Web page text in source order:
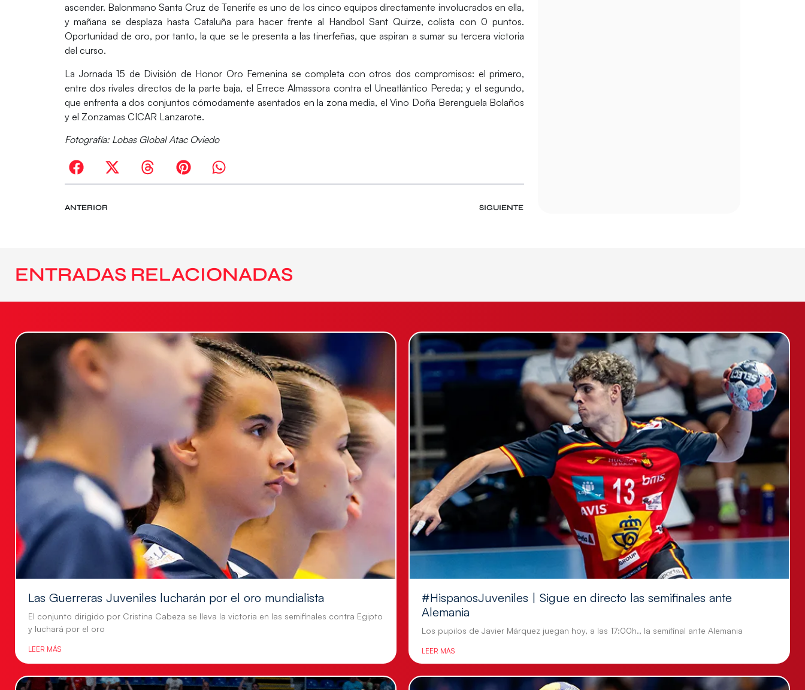
ascender. Balonmano Santa Cruz de Tenerife es uno de los cinco equipos directamente involucrados en ella,
y mañana se desplaza hasta Cataluña para hacer frente al Handbol Sant Quirze, colista con 0 puntos.
Oportunidad de oro, por tanto, la que se le presenta a las tinerfeñas, que aspiran a sumar su tercera victoria
del curso.
La Jornada 15 de División de Honor Oro Femenina se completa con otros dos compromisos: el primero,
entre dos rivales directos de la parte baja, el Errece Almassora contra el Uneatlántico Pereda; y el segundo,
que enfrenta a dos conjuntos cómodamente asentados en la zona media, elVino Doña Berenguela Bolaños
y el Zonzamas CICAR Lanzarote.
Fotografía: Lobas Global Atac Oviedo
ANTERIOR SIGUIENTE
ENTRADAS RELACIONADAS
Las Guerreras Juveniles lucharán por el oro mundialista
El conjunto dirigido por Cristina Cabeza se lleva la victoria en las semifinales contra Egipto
y luchará por el oro
LEER MÁS
#HispanosJuveniles | Sigue en directo las semifinales ante
Alemania
Los pupilos de Javier Márquez juegan hoy, a las 17:00h., la semifinal ante Alemania
LEER MÁS